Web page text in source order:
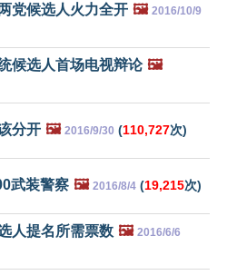
党候选人火力全开 🖼️ 2016/10/9
候选人首场电视辩论 🖼️
分开 🖼️ 2016/9/30 (110,727次)
武装警察 🖼️ 2016/8/4 (19,215次)
人提名所需票数 🖼️ 2016/6/6